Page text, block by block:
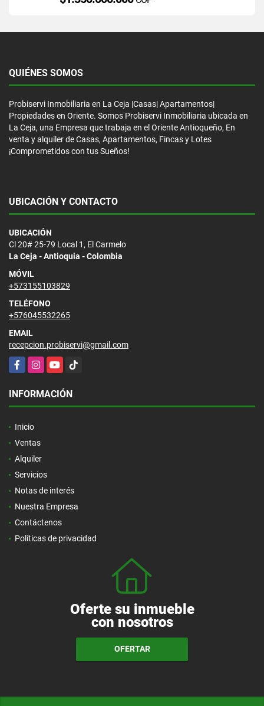
QUIÉNES SOMOS
Probiservi Inmobiliaria en La Ceja |Casas| Apartamentos|
Propiedades en Oriente. Somos Probiservi Inmobiliaria ubicada en
La Ceja, una Empresa que trabaja en el Oriente Antioqueño, En
venta y alquiler de Casas, Apartamentos, Fincas y Lotes
¡Comprometidos con tus Sueños!
UBICACIÓN Y CONTACTO
UBICACIÓN
Cl 20# 25-79 Local 1, El Carmelo
La Ceja - Antioquia - Colombia
MÓVIL
+573155103829
TELÉFONO
+576045532265
EMAIL
recepcion.probiservi@gmail.com
FacebookInstagramYouTubeTikTok
INFORMACIÓN
Inicio
Ventas
Alquiler
Servicios
Notas de interés
Nuestra Empresa
Contáctenos
Políticas de privacidad
Oferte su inmueble
con nosotros
OFERTAR